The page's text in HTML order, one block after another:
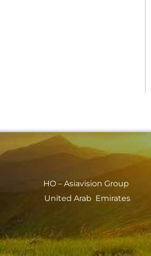
HO – Asiavision Group
United Arab Emirates